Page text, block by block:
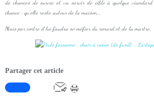
de chances de survie et va servir de cible à quelque
chance : qu'elle reste autour de la maison...
Mais par contre il lui faudra se méfier du renard et de la martre.
Partager cet article